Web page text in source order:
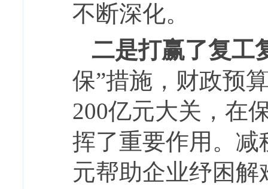
不断深化。
二是打赢了复工
保”措施，财政预
200亿元大关，在
挥了重要作用。减
元帮助企业纾困解